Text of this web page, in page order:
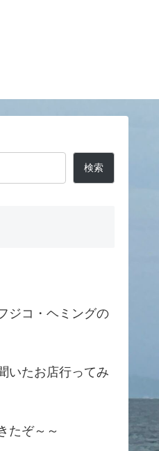
検索
ジコ・ヘミングの
いたお店行ってみ
たぞ～～